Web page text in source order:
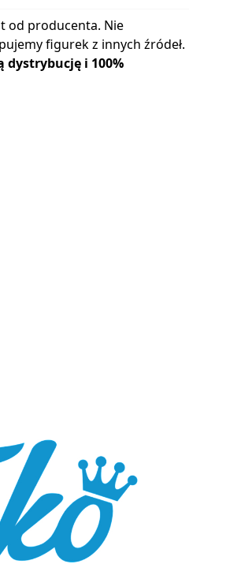
od producenta. Nie
figurek z innych źródeł.
dystrybucję i 100%